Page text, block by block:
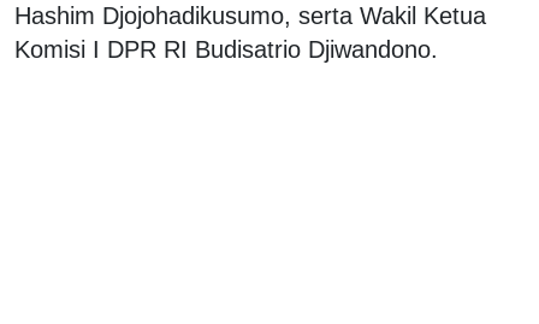
Hashim Djojohadikusumo, serta Wakil Ketua
Komisi I DPR RI Budisatrio Djiwandono.